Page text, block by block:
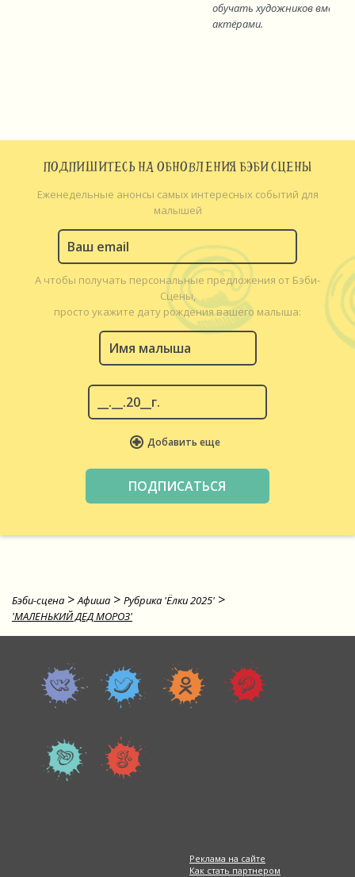
обучать художников вместе
актёрами.
ПОДПИШИТЕСЬ НА ОБНОВЛЕНИЯ БЭБИ СЦЕНЫ
Еженедельные анонсы самых интересных событий для
малышей
А чтобы получать персональные предложения от Бэби-
Сцены,
просто укажите дату рождения вашего малыша:
Добавить еще
Бэби-сцена >Афиша > Рубрика 'Ёлки 2025' >
'МАЛЕНЬКИЙ ДЕД МОРОЗ'
Реклама на сайте
Как стать партнером